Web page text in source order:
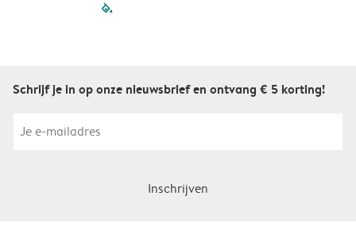
filled-pagination
Schrijf je in op onze nieuwsbrief en ontvang € 5 korting!
Inschrijven